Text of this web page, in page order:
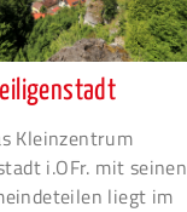
Kleinzentrum
i.OFr. mit seinen
liegt im